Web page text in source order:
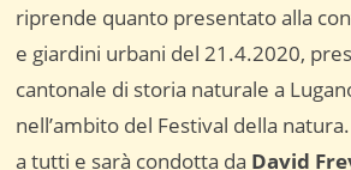
riprende quanto presentato alla
e giardini urbani del 21.4.2020,
cantonale di storia naturale a
nell’ambito del Festival della
a tutti e sarà condotta da David